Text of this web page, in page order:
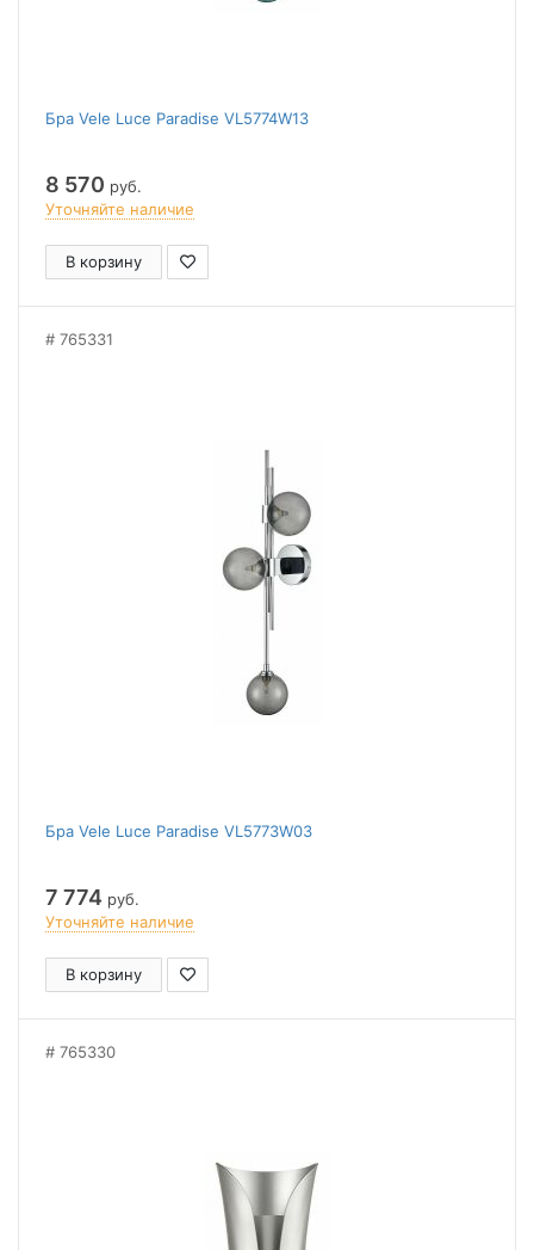
Бра Vele Luce Paradise VL5774W13
8 570 руб.
Уточняйте наличие
В корзину
765331
Бра Vele Luce Paradise VL5773W03
7 774 руб.
Уточняйте наличие
В корзину
765330